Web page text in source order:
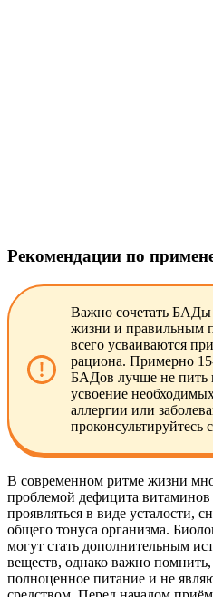
Рекомендации по
Важно сочетать
жизни и правильным
всего усваиваются
рациона. Примерно
БАДов лучше не пить
усвоение
аллергии или
проконсультируйтесь
В современном ритме жизни
проблемой дефицита
проявляться в виде усталости,
общего тонуса организма.
могут стать дополнительным
веществ, однако важно
полноценное питание и не